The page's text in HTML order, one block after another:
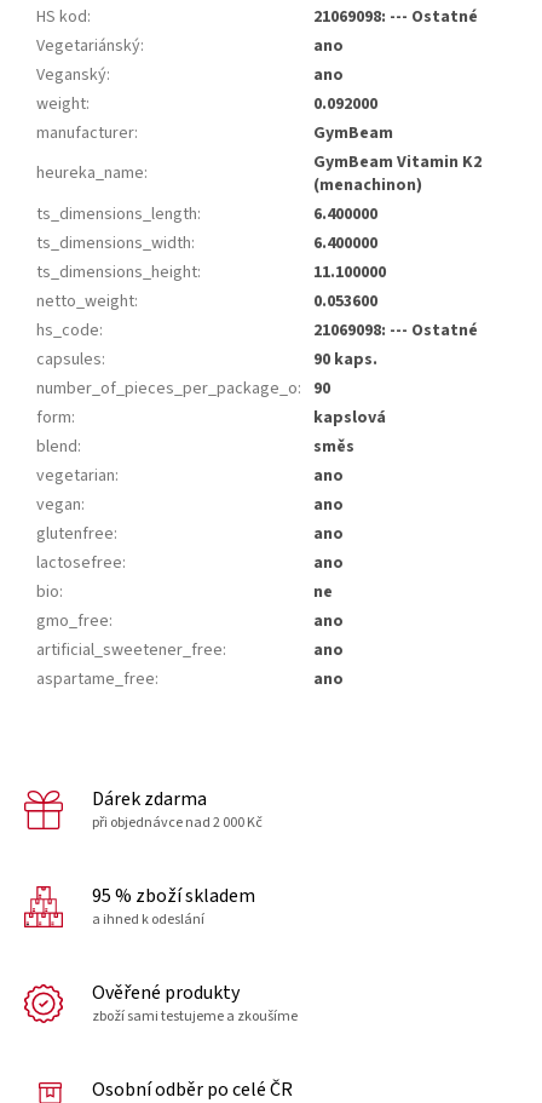
HS kod:
21069098: --- Ostatné
Vegetariánský:
ano
Veganský:
ano
weight:
0.092000
manufacturer:
GymBeam
heureka_name:
GymBeam Vitamin K2
(menachinon)
ts_dimensions_length:
6.400000
ts_dimensions_width:
6.400000
ts_dimensions_height:
11.100000
netto_weight:
0.053600
hs_code:
21069098: --- Ostatné
capsules:
90 kaps.
number_of_pieces_per_package_o: 90
form:
kapslová
blend:
směs
vegetarian:
ano
vegan:
ano
glutenfree:
ano
lactosefree:
ano
bio:
ne
gmo_free:
ano
artificial_sweetener_free:
ano
aspartame_free: ano
Dárek zdarma
při objednávce nad 2 000 Kč
95 % zboží skladem
a ihned k odeslání
Ověřené produkty
zboží sami testujeme a zkoušíme
Osobní odběr po celé ČR